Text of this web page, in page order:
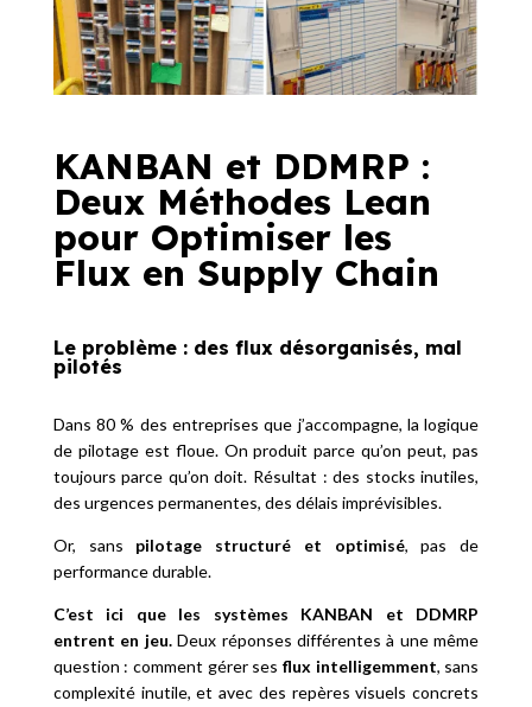
KANBAN et DDMRP :
Deux Méthodes Lean
pour Optimiser les
Flux en Supply Chain
Le problème : des flux désorganisés, mal
pilotés
Dans 80 % des entreprises que j’accompagne, la logique
de pilotage est floue. On produit parce qu’on peut, pas
toujours parce qu’on doit. Résultat : des stocks inutiles,
des urgences permanentes, des délais imprévisibles.
Or, sans pilotage structuré et optimisé, pas de
performance durable.
C’est ici que les systèmes KANBAN et DDMRP
entrent en jeu.Deux réponses différentes à une même
question : comment gérer ses flux intelligemment, sans
complexité inutile, et avec des repères visuels concrets